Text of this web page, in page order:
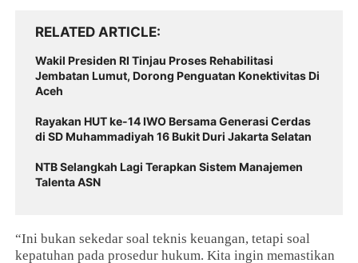
RELATED ARTICLE
Wakil Presiden RI Tinjau Proses Rehabilitasi
Jembatan Lumut, Dorong Penguatan Konektivitas Di
Aceh
Rayakan HUT ke-14 IWO Bersama Generasi Cerdas
di SD Muhammadiyah 16 Bukit Duri Jakarta Selatan
NTB Selangkah Lagi Terapkan Sistem Manajemen
Talenta ASN
“Ini bukan sekedar soal teknis keuangan, tetapi soal
kepatuhan pada prosedur hukum. Kita ingin memastikan